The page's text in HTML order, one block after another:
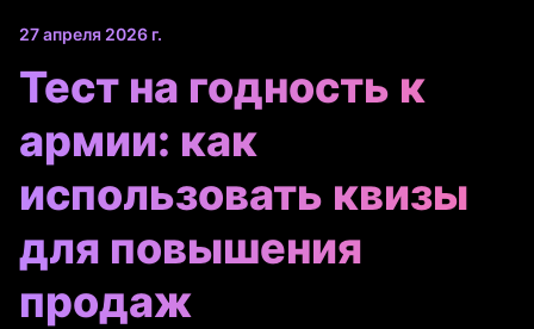
27 апреля 2026 г.
Тест на годность к
армии: как
использовать квизы
для повышения
продаж